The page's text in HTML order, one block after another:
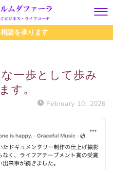
談を承ります
一歩として歩み
す。
February 10, 2026